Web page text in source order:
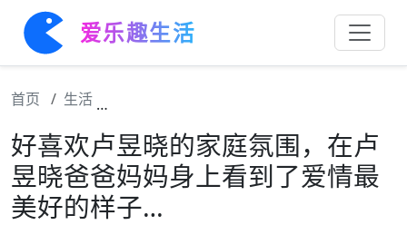
爱乐趣生活
首页 生活
好喜欢卢昱晓的家庭氛围，在卢
昱晓爸爸妈妈身上看到了爱情最
美好的样子…